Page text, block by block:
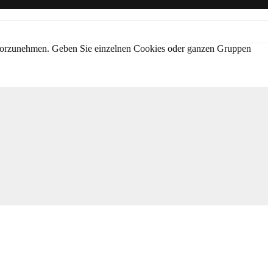
Geben Sie einzelnen Cookies oder ganzen Gruppen